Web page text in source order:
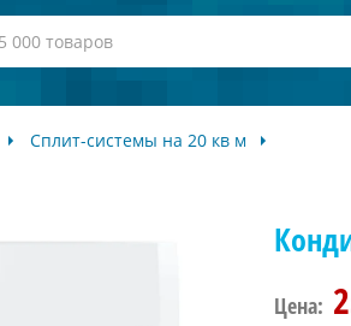
Сплит-системы на 20 кв м
Цена: